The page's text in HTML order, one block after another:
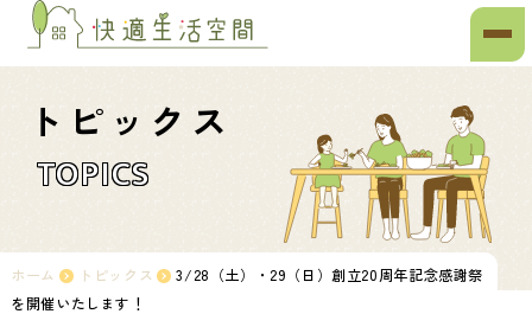
トピックス
TOPICS
ホーム トピックス
3/28（土）・29（日）創立20周年記念感謝祭
を開催いたします！